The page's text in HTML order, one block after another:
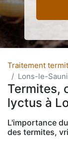
Traitement
Lons-le-
Termites,
lyctus à
L'importance
des termites,